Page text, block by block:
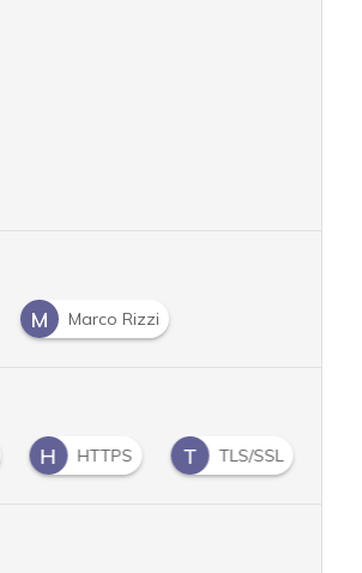
M Marco Rizzi
H HTTPS T TLS/SSL